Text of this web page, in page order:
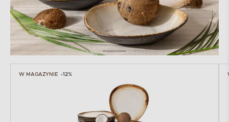
W MAGAZYNIE -12%